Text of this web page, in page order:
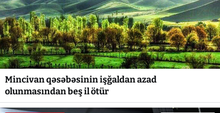
Mincivan qəsəbəsinin işğaldan azad
olunmasından beş il ötür